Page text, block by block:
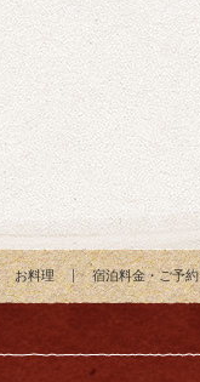
お料理 宿泊料金・ご予約